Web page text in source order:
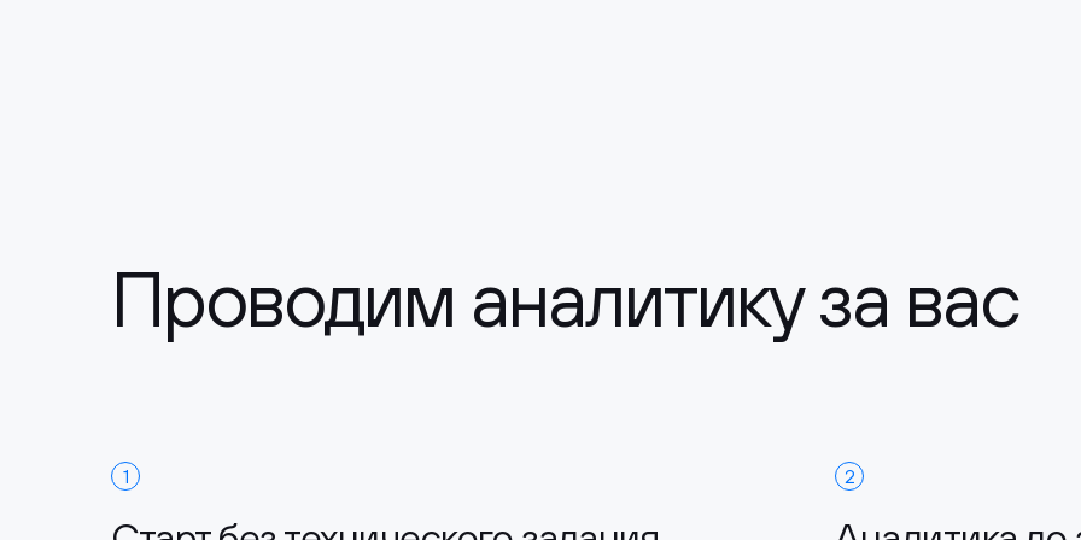
Проводим аналитику за вас
1 2